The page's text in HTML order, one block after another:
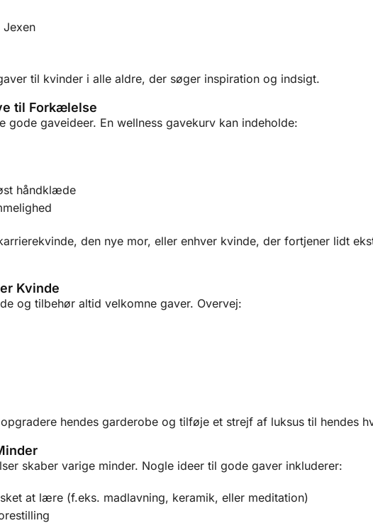
Jexen
til kvinder i alle aldre, der søger inspiration og indsigt.
til Forkælelse
gode gaveideer. En wellness gavekurv kan indeholde:
håndklæde
den nye mor, eller enhver kvinde, der fortjener lidt
Kvinde
og tilbehør altid velkomne gaver. Overvej:
hendes garderobe og tilføje et strejf af luksus til hendes
skaber varige minder. Nogle ideer til gode gaver inkluderer:
at lære (f.eks. madlavning, keramik, eller meditation)